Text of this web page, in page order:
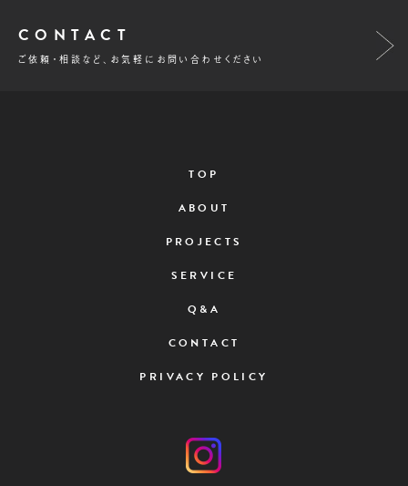
CONTACT
ご依頼・相談など、お気軽にお問い合わせください
TOP
ABOUT
PROJECTS
SERVICE
Q&A
CONTACT
PRIVACY POLICY